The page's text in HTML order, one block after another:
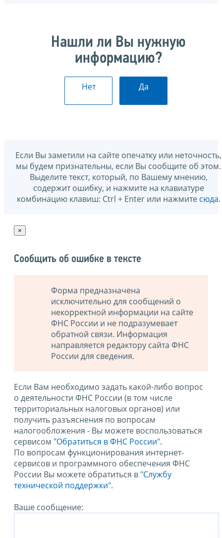
Нашли ли Вы нужную
информацию?
Нет Да
Если Вы заметили на сайте опечатку или неточность,
мы будем признательны, если Вы сообщите об этом.
Выделите текст, который, по Вашему мнению,
содержит ошибку, и нажмите на клавиатуре
комбинацию клавиш: Ctrl + Enter или нажмите сюда.
×
Сообщить об ошибке в тексте
Форма предназначена
исключительно для сообщений о
некорректной информации на сайте
ФНС России и не подразумевает
обратной связи. Информация
направляется редактору сайта ФНС
России для сведения.
Если Вам необходимо задать какой-либо вопрос
о деятельности ФНС России (в том числе
территориальных налоговых органов) или
получить разъяснения по вопросам
налогообложения - Вы можете воспользоваться
сервисом "Обратиться в ФНС России".
По вопросам функционирования интернет-
сервисов и программного обеспечения ФНС
России Вы можете обратиться в "Службу
технической поддержки".
Ваше сообщение: